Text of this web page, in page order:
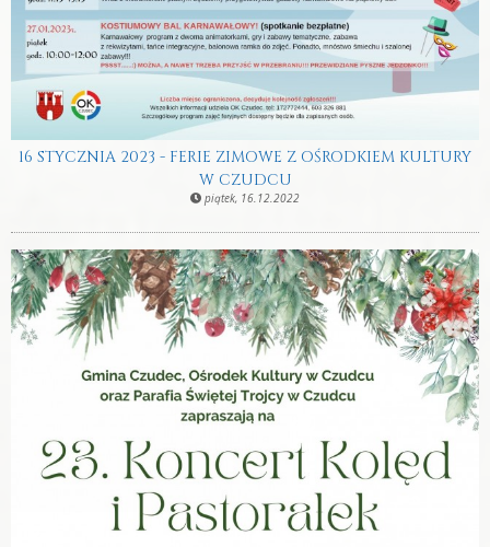
16 STYCZNIA 2023 - FERIE ZIMOWE Z OŚRODKIEM KULTURY
W CZUDCU
piątek, 16.12.2022